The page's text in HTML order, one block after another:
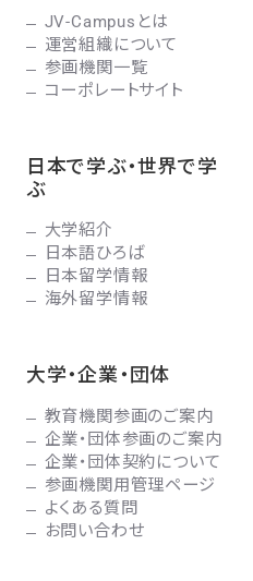
JV-Campusとは
運営組織について
参画機関一覧
コーポレートサイト
日本で学ぶ・世界で学
ぶ
大学紹介
日本語ひろば
日本留学情報
海外留学情報
大学・企業・団体
教育機関参画のご案内
企業・団体参画のご案内
企業・団体契約について
参画機関用管理ページ
よくある質問
お問い合わせ